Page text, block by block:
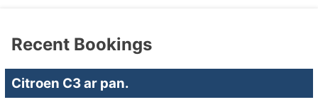
Recent Bookings
Citroen C3 ar pan.